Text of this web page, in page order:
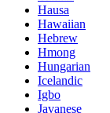
Hausa
Hawaiian
Hebrew
Hmong
Hungarian
Icelandic
Igbo
Javanese